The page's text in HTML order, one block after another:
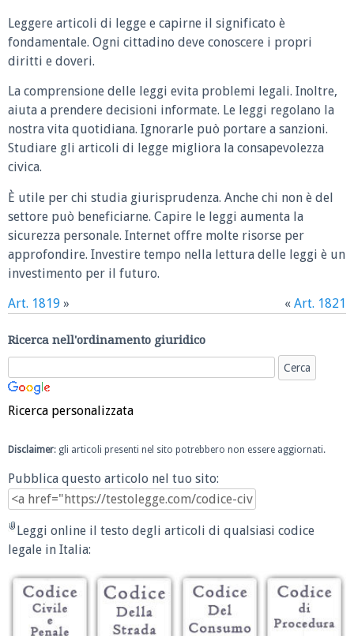
Leggere articoli di legge e capirne il significato è
fondamentale. Ogni cittadino deve conoscere i propri
diritti e doveri.
La comprensione delle leggi evita problemi legali. Inoltre,
aiuta a prendere decisioni informate. Le leggi regolano la
nostra vita quotidiana. Ignorarle può portare a sanzioni.
Studiare gli articoli di legge migliora la consapevolezza
civica.
È utile per chi studia giurisprudenza. Anche chi non è del
settore può beneficiarne. Capire le leggi aumenta la
sicurezza personale. Internet offre molte risorse per
approfondire. Investire tempo nella lettura delle leggi è un
investimento per il futuro.
Art. 1819 » « Art. 1821
Ricerca nell'ordinamento giuridico
Ricerca personalizzata
Disclaimer: gli articoli presenti nel sito potrebbero non essere aggiornati.
Pubblica questo articolo nel tuo sito:
Leggi online il testo degli articoli di qualsiasi codice
legale in Italia: